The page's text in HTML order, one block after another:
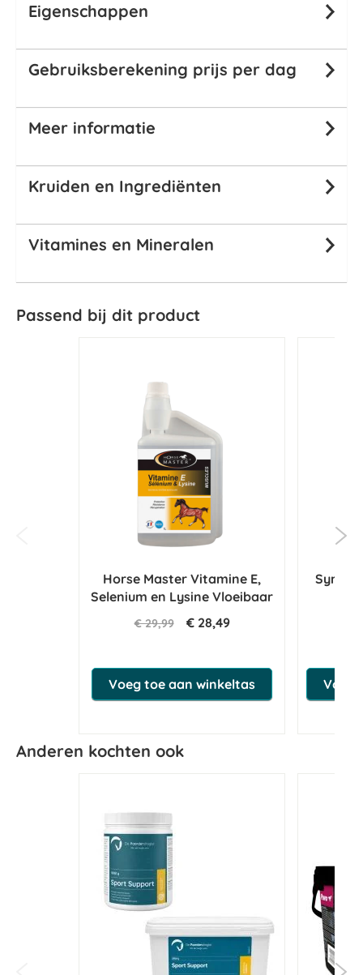
Eigenschappen
Gebruiksberekening prijs per dag
Meer informatie
Kruiden en Ingrediënten
Vitamines en Mineralen
Passend bij dit product
Horse Master Vitamine E,
Selenium en Lysine Vloeibaar
€ 29,99 € 28,49
Voeg toe aan winkeltas Voeg
Anderen kochten ook